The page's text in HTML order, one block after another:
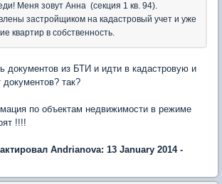
Меня зовут Анна (секция 1 кв. 94).
застройщиком на кадастровый учет и уже
квартир в собственность.
документов из БТИ и идти в кадастровую и
документов? так?
по объектам недвижимости в режиме
!!!!
Andrianova: 13 January 2014 -